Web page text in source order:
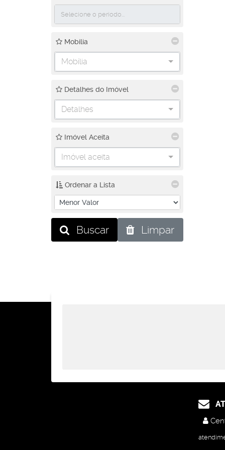
Mobilia
Mobília
Detalhes do Imóvel
Detalhes
Imóvel Aceita
Imóvel aceita
Ordenar a Lista
Buscar Limpar